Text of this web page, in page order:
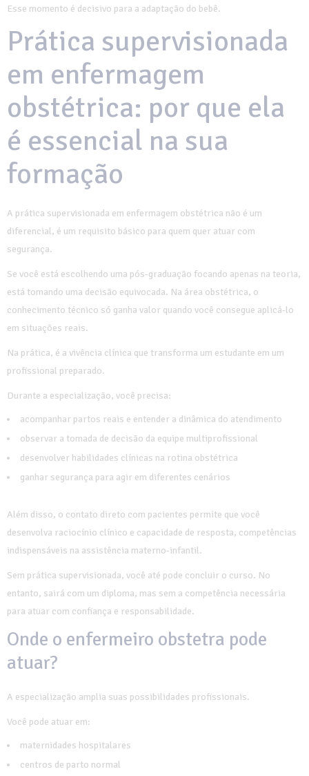
Esse momento é decisivo para a adaptação do bebê.
Prática supervisionada
em enfermagem
obstétrica: por que ela
é essencial na sua
formação
A prática supervisionada em enfermagem obstétrica não é um
diferencial, é um requisito básico para quem quer atuar com
segurança.
Se você está escolhendo uma pós-graduação focando apenas na teoria,
está tomando uma decisão equivocada. Na área obstétrica, o
conhecimento técnico só ganha valor quando você consegue aplicá-lo
em situações reais.
Na prática, é a vivência clínica que transforma um estudante em um
profissional preparado.
Durante a especialização, você precisa:
acompanhar partos reais e entender a dinâmica do atendimento
observar a tomada de decisão da equipe multiprofissional
desenvolver habilidades clínicas na rotina obstétrica
ganhar segurança para agir em diferentes cenários
Além disso, o contato direto com pacientes permite que você
desenvolva raciocínio clínico e capacidade de resposta, competências
indispensáveis na assistência materno-infantil.
Sem prática supervisionada, você até pode concluir o curso. No
entanto, sairá com um diploma, mas sem a competência necessária
para atuar com confiança e responsabilidade.
Onde o enfermeiro obstetra pode
atuar?
A especialização amplia suas possibilidades profissionais.
Você pode atuar em:
maternidades hospitalares
centros de parto normal